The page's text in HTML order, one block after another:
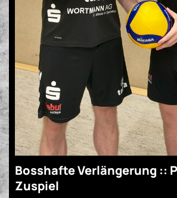
Bosshafte Verlängerung ::
Zuspiel